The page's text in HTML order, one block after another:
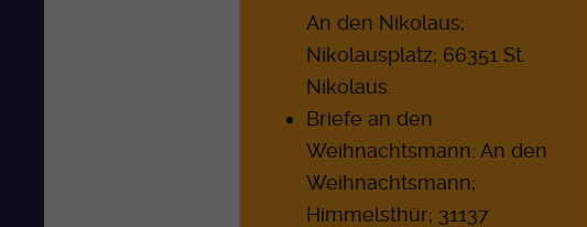
An den Nikolaus;
Nikolausplatz; 66351 St.
Nikolaus.
Briefe an den
Weihnachtsmann: An den
Weihnachtsmann;
Himmelsthür; 31137